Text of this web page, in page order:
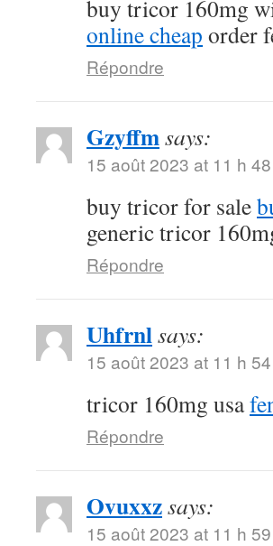
buy tricor 160mg
online cheap order
Répondre
Gzyffmsays:
15 août 2023 at 11 h
buy tricor for sale
generic tricor
Répondre
Uhfrnlsays:
15 août 2023 at 11 h
tricor 160mg usa
Répondre
Ovuxxzsays:
15 août 2023 at 11 h